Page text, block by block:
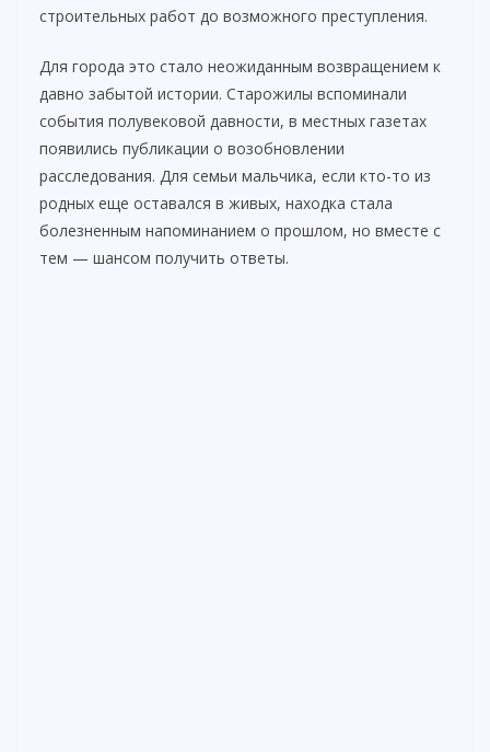
строительных работ до возможного преступления.
Для города это стало неожиданным возвращением к
давно забытой истории. Старожилы вспоминали
события полувековой давности, в местных газетах
появились публикации о возобновлении
расследования. Для семьи мальчика, если кто-то из
родных еще оставался в живых, находка стала
болезненным напоминанием о прошлом, но вместе с
тем — шансом получить ответы.